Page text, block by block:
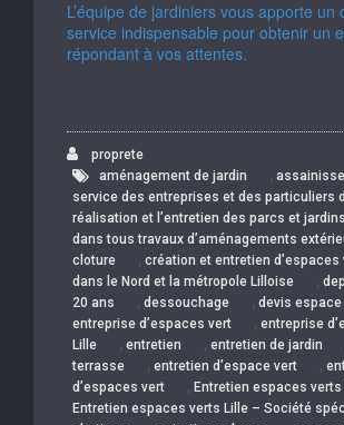
L’équipe de jardiniers vous apporte un
service indispensable pour obtenir un
répondant à vos attentes.
proprete
aménagement de jardin
,
service des entreprises et des particuliers
réalisation et l’entretien des parcs et
dans tous travaux d’aménagements
cloture , création et entretien d’espaces
dans le Nord et la métropole Lilloise ,
20 ans
, dessouchage , devis espace
entreprise d’espaces vert , entreprise
Lille
, entretien , entretien de jardin
terrasse
, entretien d’espace vert ,
d’espaces vert
, Entretien espaces verts
Entretien espaces verts Lille – Société